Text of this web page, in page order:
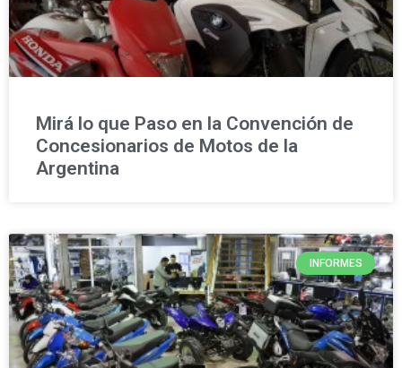
Mirá lo que Paso en la Convención de
Concesionarios de Motos de la
Argentina
INFORMES